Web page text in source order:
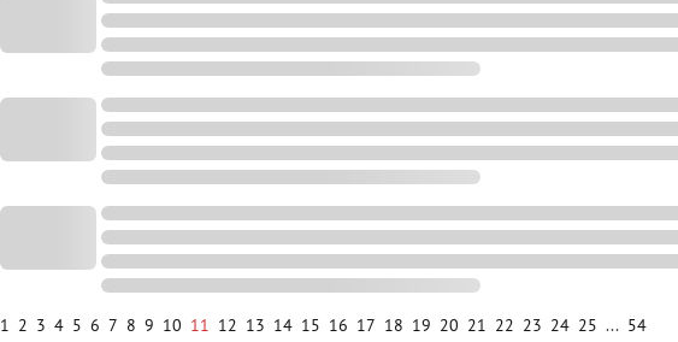
1 2 3 4 5 6 7 8 9 10 11 12 13 14 15 16 17 18 19 20 21 22 23 24 25 ... 54